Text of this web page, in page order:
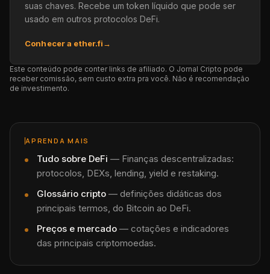
suas chaves. Recebe um token líquido que pode ser
usado em outros protocolos DeFi.
Conhecer a ether.fi→
Este conteúdo pode conter links de afiliado. O Jornal Cripto pode
receber comissão, sem custo extra pra você. Não é recomendação
de investimento.
APRENDA MAIS
Tudo sobre DeFi — Finanças descentralizadas:
protocolos, DEXs, lending, yield e restaking.
Glossário cripto — definições didáticas dos
principais termos, do Bitcoin ao DeFi.
Preços e mercado — cotações e indicadores
das principais criptomoedas.